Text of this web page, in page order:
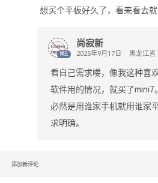
想买个平板好久了，看来看去就
博主
尚寂新
黑龙江省
看自己需求喽，像我这种喜
软件用的情况，就买了mini7
必然是用谁家手机就用谁家
求明确。
添加新评论